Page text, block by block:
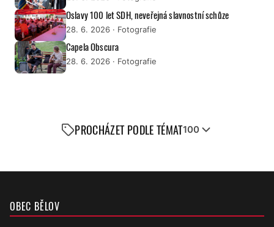
Oslavy 100 let SDH, neveřejná slavnostní schůze
28. 6. 2026 · Fotografie
Capela Obscura
28. 6. 2026 · Fotografie
PROCHÁZET PODLE TÉMAT100
OBEC BĚLOV